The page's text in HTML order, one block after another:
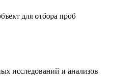
для отбора проб
исследований и анализов